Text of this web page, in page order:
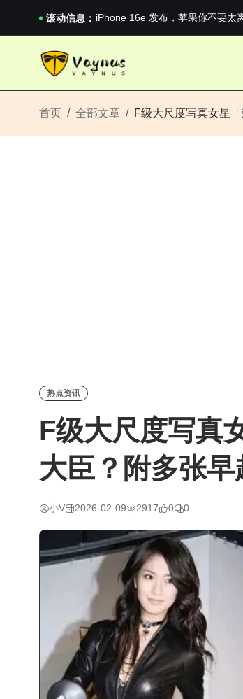
滚动信息： 2026澳网男单收官：全满贯对上
《巅峰守卫 Highguard》正式上
2026澳网男单收官：全满贯对上
首页 全部文章 F级大尺度写真女星
热点资讯
F级大尺度写真
大臣？附多张早
小V 2026-02-09 2917 0 0